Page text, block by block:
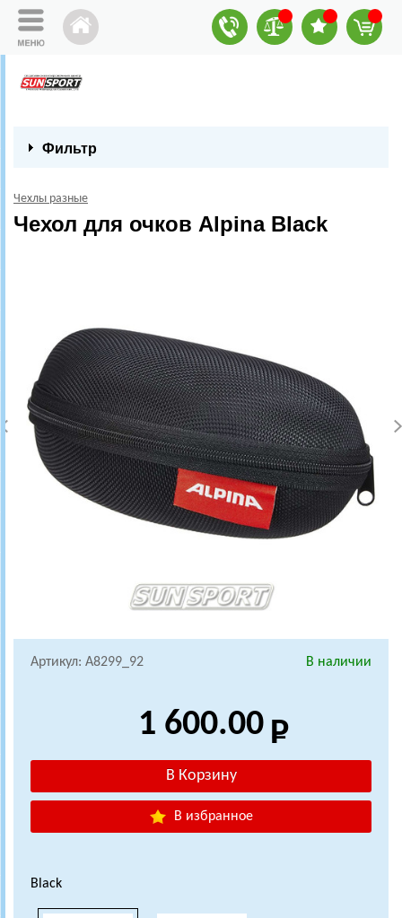
Фильтр
Чехлы разные
Чехол для очков Alpina Black
Артикул: A8299_92 В наличии
1 600.00
В избранное
Black